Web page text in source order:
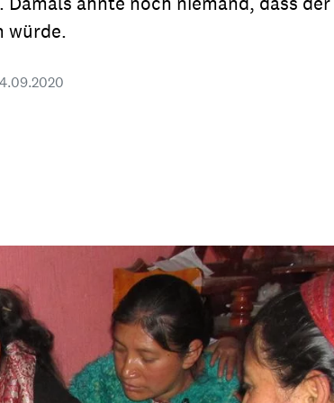
Gemeindematerial
Bildungsmaterial
Jugend & Konfirmation
Kontakte
würde.